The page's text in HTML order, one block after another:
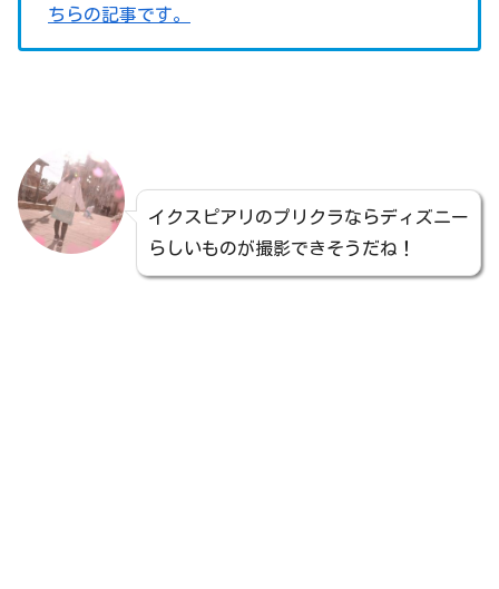
ちらの記事です。
イクスピアリのプリクラならディズニー
らしいものが撮影できそうだね！